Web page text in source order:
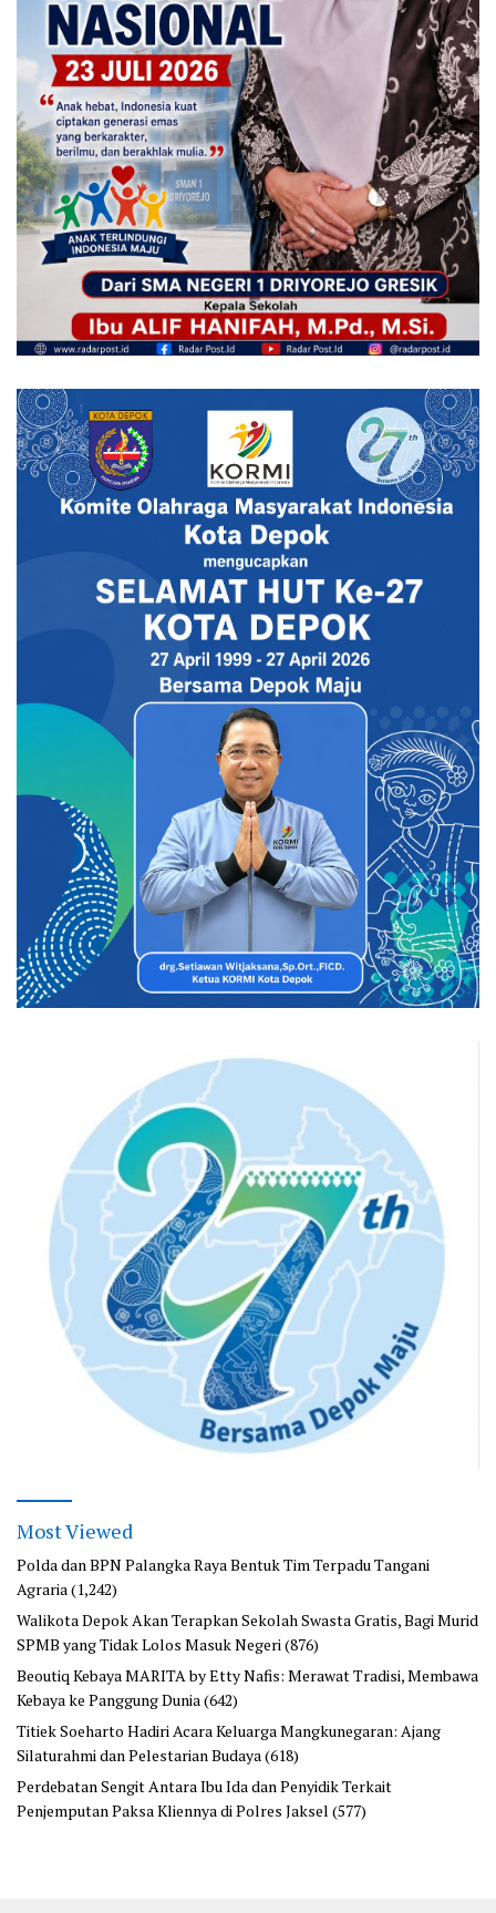
Most Viewed
Polda dan BPN Palangka Raya Bentuk Tim Terpadu Tangani
Agraria (1,242)
Walikota Depok Akan Terapkan Sekolah Swasta Gratis, Bagi Murid
SPMB yang Tidak Lolos Masuk Negeri (876)
Beoutiq Kebaya MARITA by Etty Nafis: Merawat Tradisi, Membawa
Kebaya ke Panggung Dunia (642)
Titiek Soeharto Hadiri Acara Keluarga Mangkunegaran: Ajang
Silaturahmi dan Pelestarian Budaya (618)
Perdebatan Sengit Antara Ibu Ida dan Penyidik Terkait
Penjemputan Paksa Kliennya di Polres Jaksel (577)